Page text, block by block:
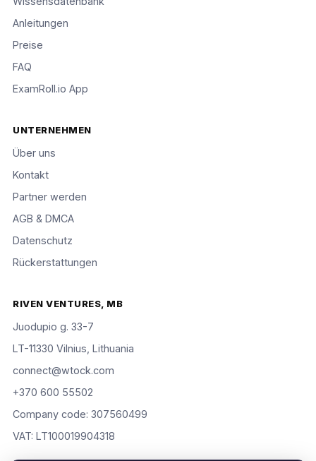
Anleitungen
Preise
FAQ
ExamRoll.io App
UNTERNEHMEN
Über uns
Kontakt
Partner werden
AGB & DMCA
Datenschutz
Rückerstattungen
RIVEN VENTURES, MB
Juodupio g. 33-7
LT-11330 Vilnius, Lithuania
connect@wtock.com
+370 600 55502
Company code: 307560499
VAT: LT100019904318